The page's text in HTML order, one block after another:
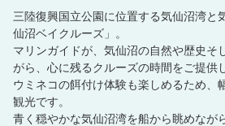
ログイン
三陸復興国立公園に位置する気仙沼湾と
仙沼ベイクルーズ」。
マリンガイドが、気仙沼の自然や歴史そ
がら、心に残るクルーズの時間をご提供
ウミネコの餌付け体験も楽しめるため、
観光です。
青く穏やかな気仙沼湾を船から眺めなが